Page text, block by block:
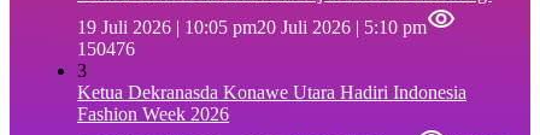
19 Juli 2026 | 10:05 pm20 Juli 2026 | 5:10 pm
150476
3
Ketua Dekranasda Konawe Utara Hadiri Indonesia
Fashion Week 2026